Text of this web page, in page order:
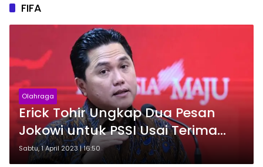
FIFA
Olahraga
Erick Tohir Ungkap Dua Pesan
Jokowi untuk PSSI Usai Terima
Surat FIFA
Sabtu, 1 April 2023 | 16:50